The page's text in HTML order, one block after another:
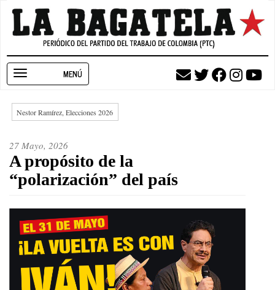
Pasar
contenido
navigation
Nestor Ramírez, Elecciones 2026
27 Mayo, 2026
A propósito de la
“polarización” del país